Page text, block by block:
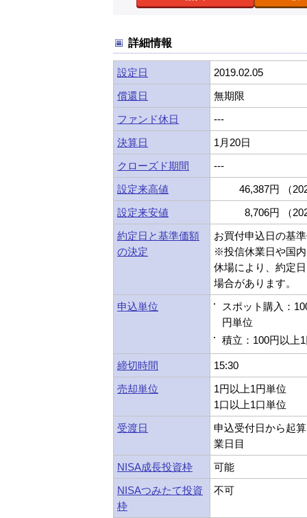
詳細情報
設定日
2019.02.05
償還日
無期限
ファンド休日
---
決算日
1月20日
クローズド期間
---
設定来高値
46,387円 （
設定来安値
8,706円 （
約定日と基準価額
の決定
お買付申込日の基
※投信休業日や国
休場により、約定
場合があります。
申込単位
スポット購入：
円単位
積立：100円以上
締切時間
15:30
売却単位
1円以上1円単位
1口以上1口単位
受渡日
申込受付日から起
業日目
NISA成長投資枠
可能
NISAつみたて投資
枠
不可